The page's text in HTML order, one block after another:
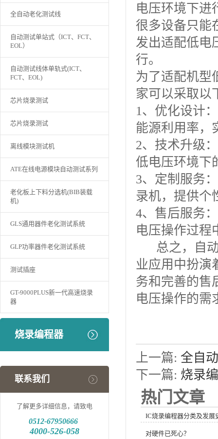
全自动老化测试线
自动测试单站式（ICT、FCT、
EOL）
自动测试线体单轨式(ICT、
FCT、EOL)
芯片烧录测试
芯片烧录测试
离线模块测试机
ATE在线电源模块自动测试系列
老化板上下料分选机(BIB装载
机)
GLS通用器件老化测试系统
GLP功率器件老化测试系统
测试插座
GT-9000PLUS新一代高速烧录
器
烧录编程器
联系我们
了解更多详细信息，请致电
0512-67950666
4000-526-058
电压环境下进
很多设备只能
发出适配低电
行。
为了适配机型
家可以采取以
1、优化设计
能源利用率，
2、技术升级
低电压环境下
3、定制服务
录机，提供个
4、售后服务
电压操作过程
总之，自动
业应用中扮演
务和完善的售
电压操作的需
上一篇: 全自
下一篇: 烧录
热门文章
IC烧录编程器分类及发展
对硬件已死心？